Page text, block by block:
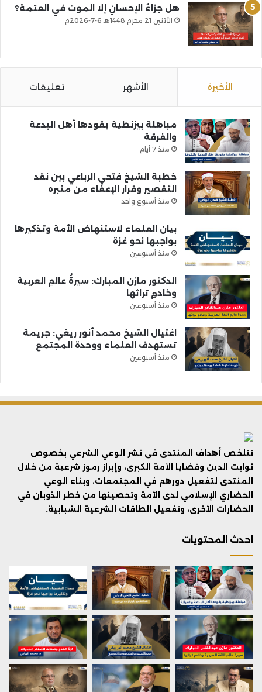
هل جزاءُ الإحسانِ إلا الموت في العتمة؟
الأثنين 21 محرم 1448هـ 6-7-2026م
الأخيرة الأشهر تعليقات
مباهلة بيزنطية يقودها أهل البدعة
والفرقة
منذ 7 أيام
خطبة الشيخ فتحي الرباعي بين نقد
التقصير وقرار الإعفاء من منبره
منذ أسبوع واحد
بيان العلماء لاستنهاض الأمة وتذكيرها
بواجبها نحو غزة
منذ أسبوعين
الدكتور مازن المبارك: سيرةُ عالمِ العربية
وخادمِ تراثها
منذ أسبوعين
اغتيال الشيخ محمد أنور ريغي: جريمة
تستهدف العلماء ووحدة المجتمع
منذ أسبوعين
تتلخص أهداف المنتدى فى نشر الوعي الشرعي بخصوص
ثوابت الدين وقضايا الأمة الكبرى، وإبراز رموز شرعية من خلال
المنتدى لتفعيل دورهم في المجتمعات، وبناء الوعي
الحضاري الإسلامي لدى الأمة وتحصينها من خطر الذوبان في
الحضارات الأخرى، وتفعيل الطاقات الشرعية الشبابية.
احدث المحتويات